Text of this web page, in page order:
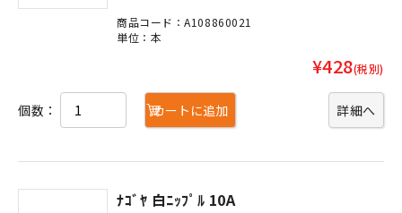
商品コード：A108860021
単位：本
¥428(税別)
詳細へ
個数： カートに追加
ﾅｺﾞﾔ 白ﾆｯﾌﾟﾙ 10A